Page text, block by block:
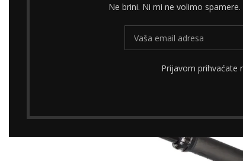
Ne brini. Ni mi ne volimo
Prijavom prihvaćate